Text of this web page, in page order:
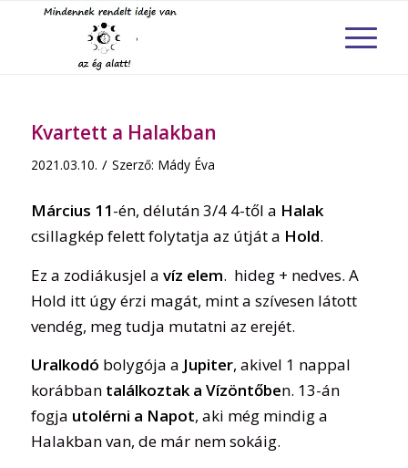
Kvartett a Halakban
2021.03.10. / Szerző: Mády Éva
Március 11-én, délután 3/4 4-től a Halak
csillagkép felett folytatja az útját a Hold.
Ez a zodiákusjel a víz elem. hideg + nedves. A
Hold itt úgy érzi magát, mint a szívesen látott
vendég, meg tudja mutatni az erejét.
Uralkodó bolygója a Jupiter, akivel 1 nappal
korábban találkoztak a Vízöntőben. 13-án
fogja utolérni a Napot, aki még mindig a
Halakban van, de már nem sokáig.